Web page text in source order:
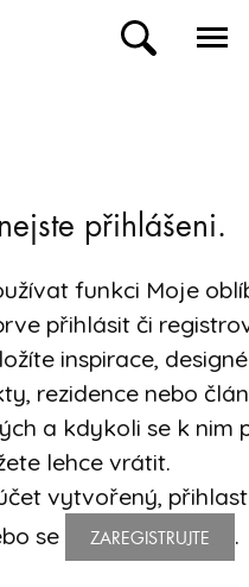
přihlášeni.
funkci Moje
přihlásit či
inspirace,
rezidence nebo
a kdykoli se k nim
lehce vrátit.
vytvořený,
se
ZAREGISTRUJTE .